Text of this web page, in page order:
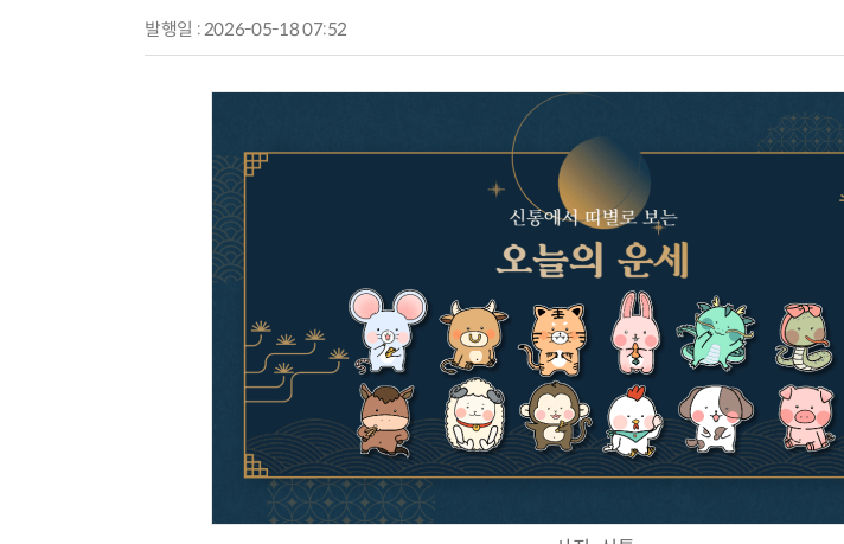
발행일 : 2026-05-18 07:52
양자컴퓨팅 비즈니스·기술 입문 1-Day 워크샵 - 큐비트·양자 알고리듬·Qiskit 실습으로 이해하는 차세대